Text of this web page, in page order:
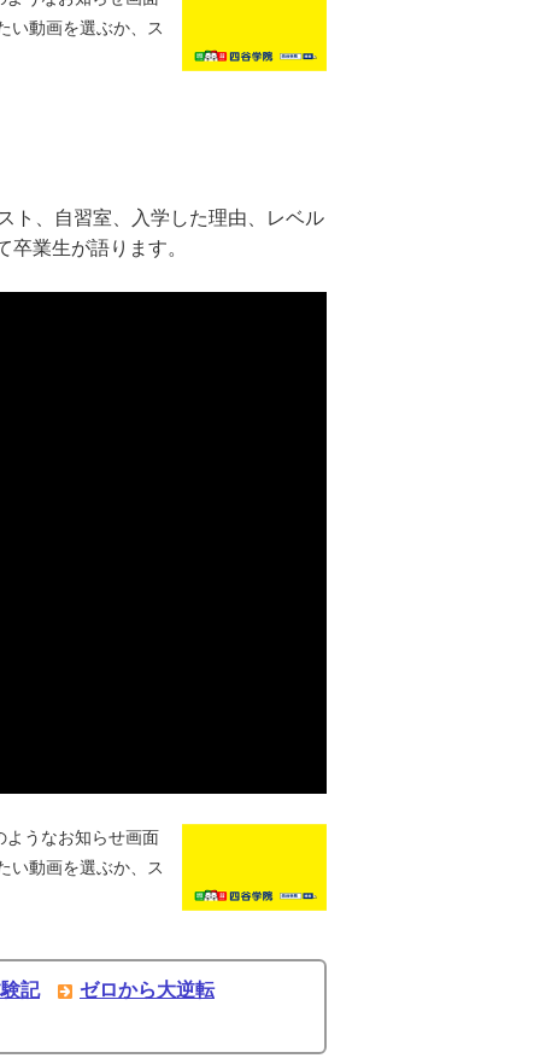
い動画を選ぶか、ス
ト、自習室、入学した理由、レベル
業生が語ります。
うなお知らせ画面
い動画を選ぶか、ス
記
ゼロから大逆転